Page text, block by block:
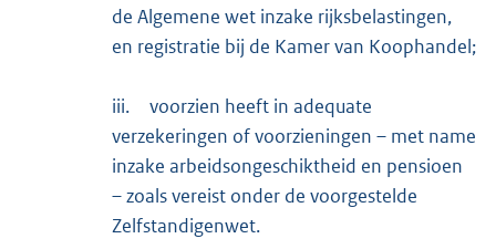
de Algemene wet inzake rijksbelastingen,
en registratie bij de Kamer van Koophandel;
iii.
voorzien heeft in adequate
verzekeringen of voorzieningen – met name
inzake arbeidsongeschiktheid en pensioen
– zoals vereist onder de voorgestelde
Zelfstandigenwet.